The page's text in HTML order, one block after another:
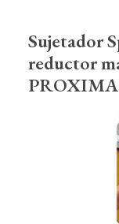
Sujetador
reductor